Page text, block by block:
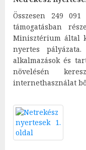
Összesen 249
támogatásban
Minisztérium által
nyertes
alkalmazások és
növelésén
internethasználat